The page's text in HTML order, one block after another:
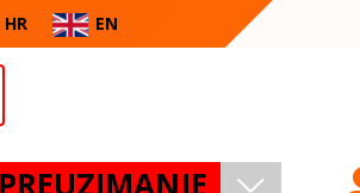
HR EN